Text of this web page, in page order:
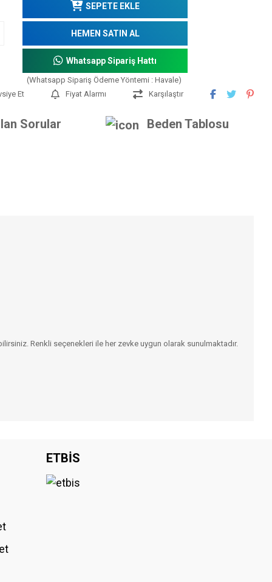
SEPETE EKLE
HEMEN SATIN AL
Whatsapp Sipariş Hattı
(Whatsapp Sipariş Ödeme Yöntemi : Havale)
Et
Fiyat Alarmı Karşılaştır
Sorular Beden Tablosu
Renkli seçenekleri ile her zevke uygun olarak sunulmaktadır.
ETBİS